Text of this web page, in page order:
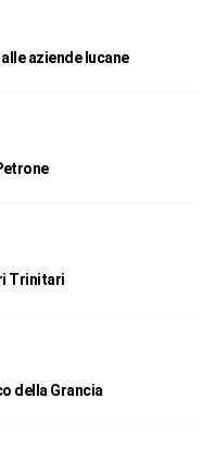
aziende lucane
Trinitari
della Grancia